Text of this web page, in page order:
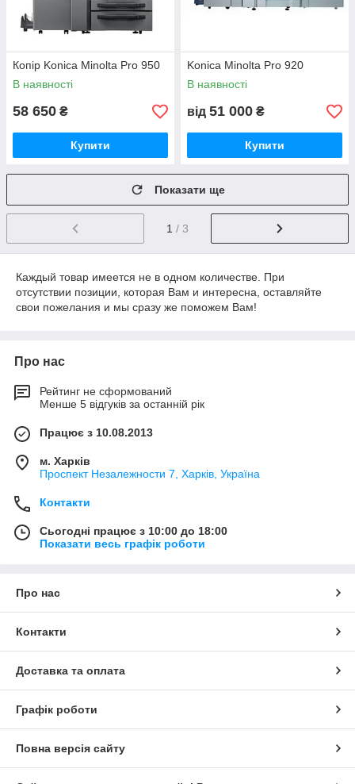
Копір Konica Minolta Pro 950
В наявності
58 650 ₴
Купити
Konica Minolta Pro 920
В наявності
від 51 000 ₴
Купити
Показати ще
1 / 3
Каждый товар имеется не в одном количестве. При
отсутствии позиции, которая Вам и интересна, оставляйте
свои пожелания и мы сразу же поможем Вам!
Про нас
Рейтинг не сформований
Менше 5 відгуків за останній рік
Працює з 10.08.2013
м. Харків
Проспект Незалежности 7, Харків, Україна
Контакти
Сьогодні працює з 10:00 до 18:00
Показати весь графік роботи
Про нас
Контакти
Доставка та оплата
Графік роботи
Повна версія сайту